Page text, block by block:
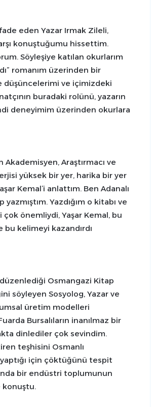
eden Yazar Irmak Zileli,
konuştuğumu hissettim.
Söyleşiye katılan okurlarım
romanım üzerinden bir
düşüncelerimi ve içimizdeki
buradaki rolünü, yazarın
deneyimim üzerinden okurlara
Akademisyen, Araştırmacı ve
yüksek bir yer, harika bir yer
Kemal’i anlattım. Ben Adanalı
Yazdığım o kitabı ve
önemliydi, Yaşar Kemal, bu
kelimeyi kazandırdı
Osmangazi Kitap
söyleyen Sosyolog, Yazar ve
üretim modelleri
Bursalıların inanılmaz bir
dinlediler çok sevindim.
teşhisini Osmanlı
için çöktüğünü tespit
bir endüstri toplumunun
konuştu.